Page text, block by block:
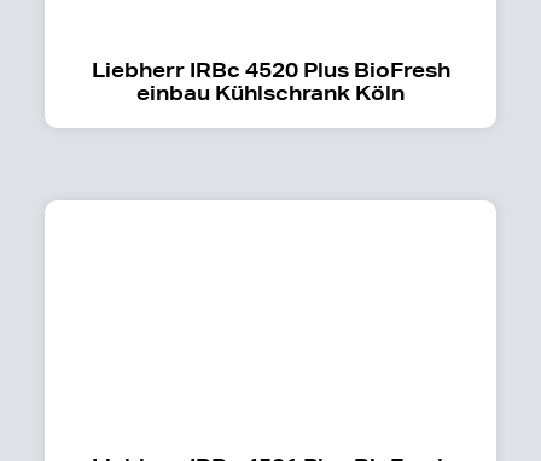
Liebherr IRBc 4520 Plus BioFresh
einbau Kühlschrank Köln